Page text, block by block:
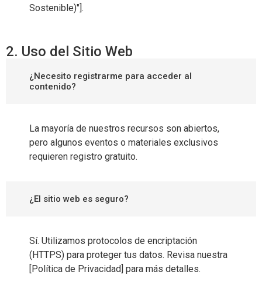
Sostenible)"].
2. Uso del Sitio Web
¿Necesito registrarme para acceder al
contenido?
La mayoría de nuestros recursos son abiertos,
pero algunos eventos o materiales exclusivos
requieren registro gratuito.
¿El sitio web es seguro?
Sí. Utilizamos protocolos de encriptación
(HTTPS) para proteger tus datos. Revisa nuestra
[Política de Privacidad] para más detalles.